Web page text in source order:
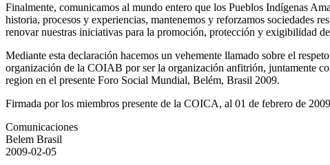
Finalmente, comunicamos al mundo entero que los Pueblos Indígenas
historia, procesos y experiencias, mantenemos y reforzamos sociedades
renovar nuestras iniciativas para la promoción, protección y exigibilidad
Mediante esta declaración hacemos un vehemente llamado sobre el
organización de la COIAB por ser la organización anfitrión, juntamente
region en el presente Foro Social Mundial, Belém, Brasil 2009.
Firmada por los miembros presente de la COICA, al 01 de febrero de 2009
Comunicaciones
Belem Brasil
2009-02-05